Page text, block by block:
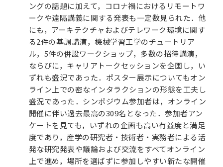
ングの話題に加えて，コロナ禍におけるリモートワ
ークや遠隔講義に関する発表も一定数見られた．他
にも，アーキテクチャおよびテレワーク環境に関す
る2件の基調講演，機械学習工学のチュートリア
ル，5件の併設ワークショップ，多数の招待講演，
ならびに，キャリアトークセッションを企画し，い
ずれも盛況であった．ポスター展示についてもオン
ライン上での密なインタラクションの形態を工夫し
盛況であった．シンポジウム参加者は，オンライン
開催に伴い過去最高の309名となった．参加者アン
ケートを見ても，いずれの企画も高い有益度と満足
度であり，産学の研究者・技術者・実務者による活
発な研究発表や議論および交流をすべてオンライン
上で進め，場所を選ばずに参加しやすい新たな開催